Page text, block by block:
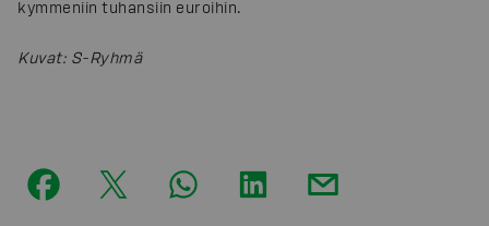
kymmeniin tuhansiin euroihin.
Kuvat: S-Ryhmä